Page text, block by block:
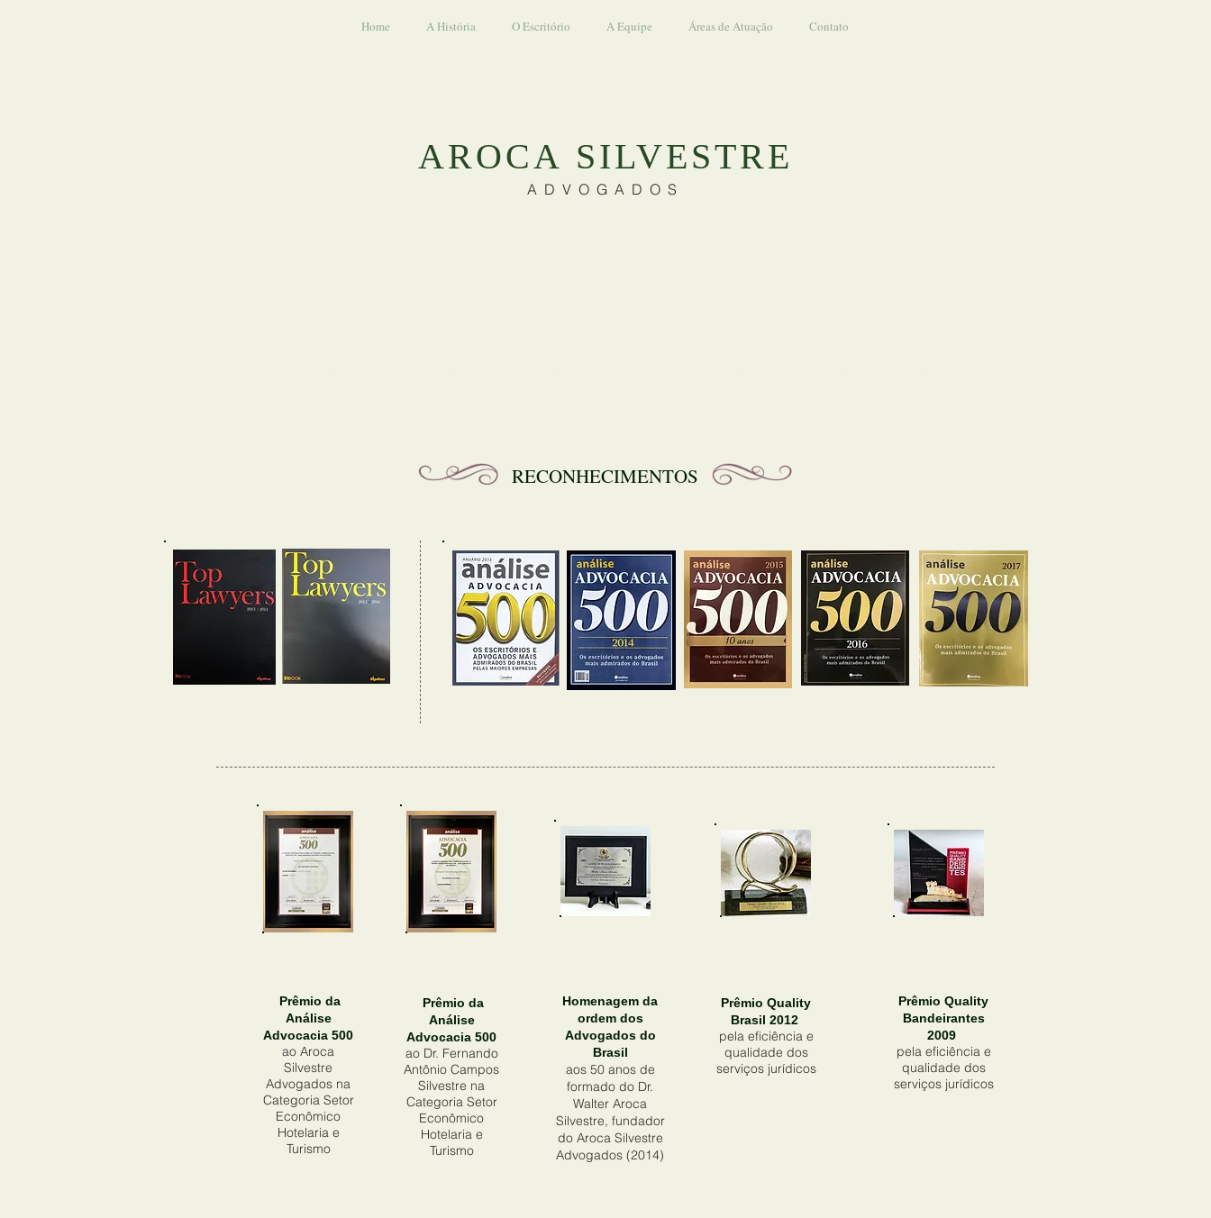
Home A História O Escritório A Equipe Áreas de Atuação Contato
RECONHECIMENTOS
Prêmio da
Análise
Advocacia 500
ao Aroca
Silvestre
Advogados na
Categoria Setor
Econômico
Hotelaria e
Turismo
Prêmio da
Análise
Advocacia 500
ao Dr. Fernando
Antônio Campos
Silvestre na
Categoria Setor
Econômico
Hotelaria e
Turismo
Homenagem da
ordem dos
Advogados do
Brasil
aos 50 anos de
formado do Dr.
Walter Aroca
Silvestre, fundador
do Aroca Silvestre
Advogados (2014)
Prêmio Quality
Brasil 2012
pela eficiência e
qualidade dos
serviços jurídicos
Prêmio Quality
Bandeirantes
2009
pela eficiência e
qualidade dos
serviços jurídicos
AROCA SILVESTRE
ADVOGADOS